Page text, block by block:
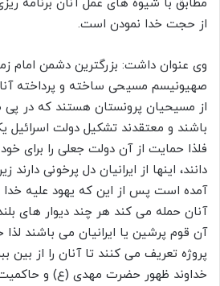
مطابق با شیوه های عمل آنان برنامه
از حجت خدا نمودن است.
وی عنوان داشت: بزرگترین دشمن امام
صهیونیسم مسیحی ساخته و پرداخته
از مسیحیان پرونستان هستند که در
باشند و معتقدند تشکیل دولت اسرائیل
فلذا حمایت از آن دولت جعلی را برای
دانند، اینها از ایرانیان دل پرخونی دارند
آمده است پس از این که یهود علیه
آنان حمله می کند هر چند دیوار های
آن قوم پرشین یا ایرانیان می باشند لذا
پروژه تعریف می کنند تا آنان را از بین
خداوند ظهور حضرت مهدی (ع) و